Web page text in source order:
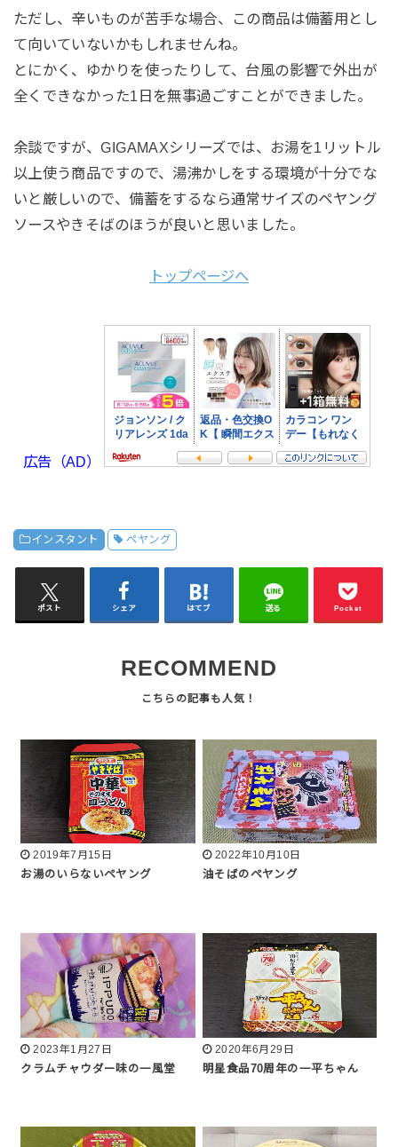
ただし、辛いものが苦手な場合、この商品は備蓄用とし
て向いていないかもしれませんね。
とにかく、ゆかりを使ったりして、台風の影響で外出が
全くできなかった1日を無事過ごすことができました。
余談ですが、GIGAMAXシリーズでは、お湯を1リットル
以上使う商品ですので、湯沸かしをする環境が十分でな
いと厳しいので、備蓄をするなら通常サイズのペヤング
ソースやきそばのほうが良いと思いました。
トップページへ
広告（AD）
インスタント ペヤング
ポスト シェア はてブ 送る Pocket
RECOMMEND
2019年7月15日
お湯のいらないペヤング
2022年10月10日
油そばのペヤング
2023年1月27日
クラムチャウダー味の一風堂
2020年6月29日
明星食品70周年の一平ちゃん